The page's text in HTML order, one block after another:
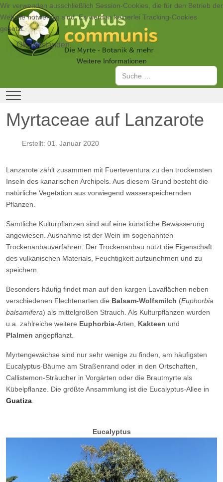
Suchen
Mobile Menu Toggle
Myrtaceae auf Lanzarote
Erstellt: 01. Januar 2020
Lanzarote zählt zusammen mit Fuerteventura zu den trockensten
Inseln des kanarischen Archipels. Aus diesem Grund besteht die
natürliche Vegetation aus vorwiegend wasserspeichernden
Pflanzen.
Sämtliche Kulturpflanzen sind auf eine künstliche Bewässerung
angewiesen. Ausnahme ist der Wein im sogenannten
Trockenanbauverfahren. Der Trockenanbau nutzt die Eigenschaft
des vulkanischen Materials, Feuchtigkeit aufzunehmen und zu
speichern.
Besonders häufig findet man auf den kargen Lavaflächen neben
verschiedenen Flechtenarten die Balsam-Wolfsmilch (Euphorbia
balsamifera) als mittelgroßen Strauch. Als Kulturpflanzen wurden
u.a. zahlreiche weitere Euphorbia-Arten, Kakteen und
Plalmen angepflanzt.
Myrtengewächse sind nur sehr wenige zu finden, am häufigsten
Eucalyptus-Bäume am Straßenrand oder in den Ortschaften,
Callistemon-Sträucher in Vorgärten oder die Brautmyrte als
Kübelpflanze. Die größte Ansammlung ist die Eucalyptus-Allee in
Guatiza
Eucalyptus
Wir verwenden ausschließlich Session-Cookies, die für den Betrieb der
Website notwendig sind. Es werden keinerlei Tracking-Cookies
gesetzt.
Ok, verstanden
Weitere Informationen